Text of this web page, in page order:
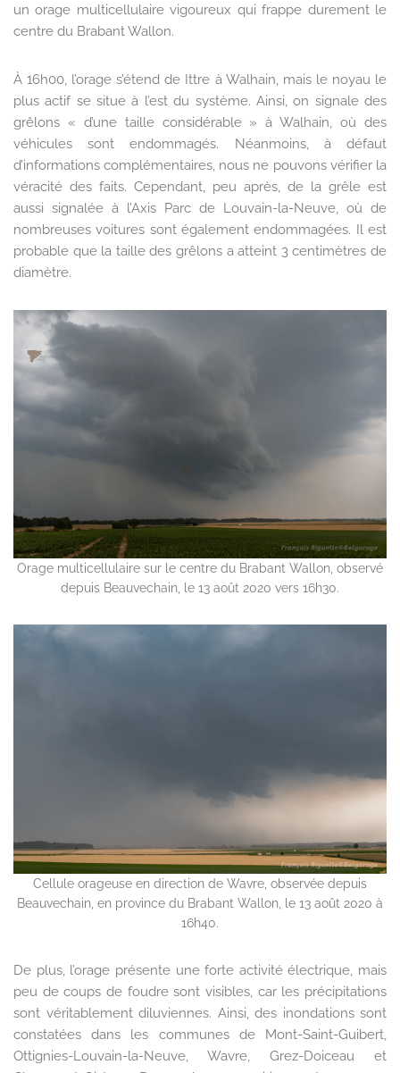
un orage multicellulaire vigoureux qui frappe durement le
centre du Brabant Wallon.
À 16h00, l’orage s’étend de Ittre à Walhain, mais le noyau le
plus actif se situe à l’est du système. Ainsi, on signale des
grêlons « d’une taille considérable » à Walhain, où des
véhicules sont endommagés. Néanmoins, à défaut
d’informations complémentaires, nous ne pouvons vérifier la
véracité des faits. Cependant, peu après, de la grêle est
aussi signalée à l’Axis Parc de Louvain-la-Neuve, où de
nombreuses voitures sont également endommagées. Il est
probable que la taille des grêlons a atteint 3 centimètres de
diamètre.
Orage multicellulaire sur le centre du Brabant Wallon, observé
depuis Beauvechain, le 13 août 2020 vers 16h30.
Cellule orageuse en direction de Wavre, observée depuis
Beauvechain, en province du Brabant Wallon, le 13 août 2020 à
16h40.
De plus, l’orage présente une forte activité électrique, mais
peu de coups de foudre sont visibles, car les précipitations
sont véritablement diluviennes. Ainsi, des inondations sont
constatées dans les communes de Mont-Saint-Guibert,
Ottignies-Louvain-la-Neuve, Wavre, Grez-Doiceau et